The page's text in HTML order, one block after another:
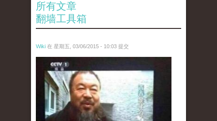
所有文章
翻墙工具箱
Wiki 在 星期五, 03/06/2015 - 10:03 提交
ai_wei_wei_.jpg